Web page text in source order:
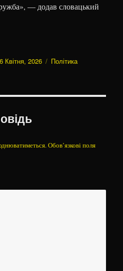
», — додав словацький
Оприлюднено
6 Квітня, 2026 Категорії
Політика
Обов’язкові поля